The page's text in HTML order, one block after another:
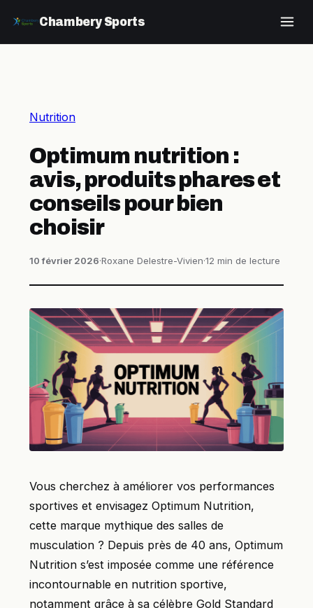
Chambery Sports
Nutrition
Optimum nutrition :
avis, produits phares et
conseils pour bien
choisir
10 février 2026·Roxane Delestre-Vivien·12 min de lecture
Vous cherchez à améliorer vos performances
sportives et envisagez Optimum Nutrition,
cette marque mythique des salles de
musculation ? Depuis près de 40 ans, Optimum
Nutrition s’est imposée comme une référence
incontournable en nutrition sportive,
notamment grâce à sa célèbre Gold Standard